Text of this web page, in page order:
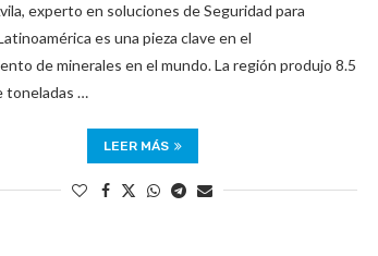
experto en soluciones de Seguridad para
es una pieza clave en el
de minerales en el mundo. La región produjo 8.5
toneladas …
LEER MÁS